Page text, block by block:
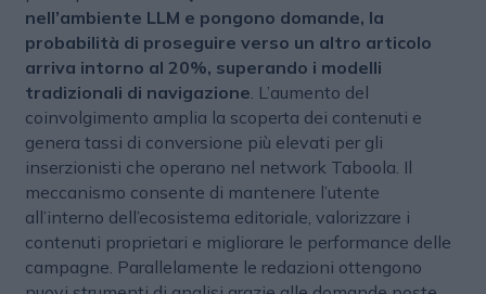
nell’ambiente LLM e pongono domande, la
probabilità di proseguire verso un altro articolo
arriva intorno al 20%, superando i modelli
tradizionali di navigazione . L’aumento del
coinvolgimento amplia la scoperta dei contenuti e
genera tassi di conversione più elevati per gli
inserzionisti che operano nel network Taboola. Il
meccanismo consente di mantenere l’utente
all’interno dell’ecosistema editoriale, valorizzare i
contenuti proprietari e migliorare le performance delle
campagne. Parallelamente le redazioni ottengono